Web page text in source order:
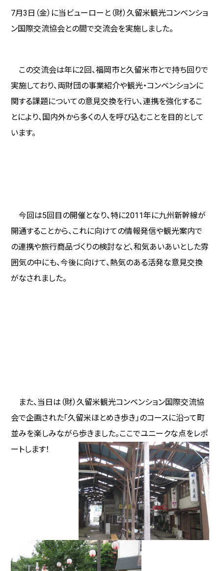
7月3 日（金）に当ビューローと（財）久留米観光コンベンショ
ン国際交流協会との間で交流会を実施しました。
この交流会は年に2回、福岡市と久留米市とで持ち回りで
実施しており、両財団の事業紹介や観光・コンベンションに
関する課題についての意見交換を行い、連携を強化するこ
とにより、国内外から多くの人を呼び込むことを目的として
います。
今回は5回目の開催となり、特に2011年に九州新幹線が
開通することから、これに向けての情報発信や観光案内で
の連携や旅行商品づくりの検討など、和気あいあいとした雰
囲気の中にも、今後に向けて、熱気のある活発な意見交換
がなされました。
また、当日は（財）久留米観光コンベンション国際交流協
会で企画された「久留米ほとめき歩き」のコースに沿って町
並みを楽しみながら歩きました。ここでユニークな点をレポ
ートします！